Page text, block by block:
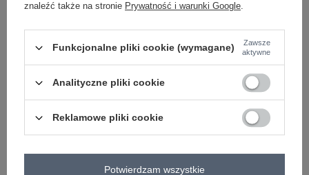
Kod produktu
DHJ-SK-17259-1.81
Marka
ITALY MODA
nadruk
znaleźć także na stronie Prywatność i warunki Google.
Funkcjonalne pliki cookie (wymagane)
Zawsze
aktywne
Analityczne pliki cookie
Reklamowe pliki cookie
Potwierdzam wszystkie